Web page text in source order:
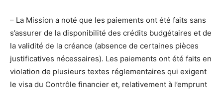
– La Mission a noté que les paiements ont été faits sans
s’assurer de la disponibilité des crédits budgétaires et de
la validité de la créance (absence de certaines pièces
justificatives nécessaires). Les paiements ont été faits en
violation de plusieurs textes réglementaires qui exigent
le visa du Contrôle financier et, relativement à l’emprunt